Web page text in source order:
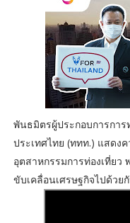
พันธมิตรผู้ประกอบการการ
ประเทศไทย (ททท.) แสดง
อุตสาหกรรมการท่องเที่ย
ขับเคลื่อนเศรษฐกิจไปด้วย